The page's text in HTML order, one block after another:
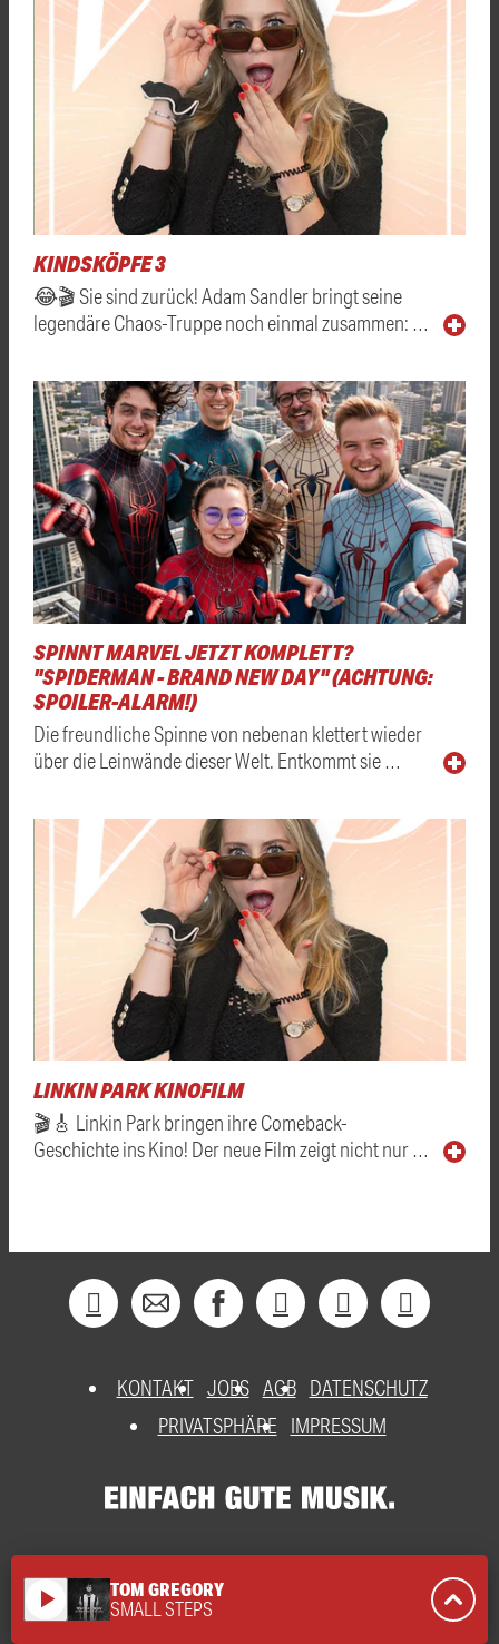
KINDSKÖPFE 3
😂🎬 Sie sind zurück! Adam Sandler bringt seine
legendäre Chaos-Truppe noch einmal zusammen: …
SPINNT MARVEL JETZT KOMPLETT?
"SPIDERMAN - BRAND NEW DAY" (ACHTUNG:
SPOILER-ALARM!)
Die freundliche Spinne von nebenan klettert wieder
über die Leinwände dieser Welt. Entkommt sie …
LINKIN PARK KINOFILM
🎬🎸 Linkin Park bringen ihre Comeback-
Geschichte ins Kino! Der neue Film zeigt nicht nur …
KONTAKT JOBS AGB DATENSCHUTZ
PRIVATSPHÄRE
IMPRESSUM
play_arrow TOM GREGORY
SMALL STEPS